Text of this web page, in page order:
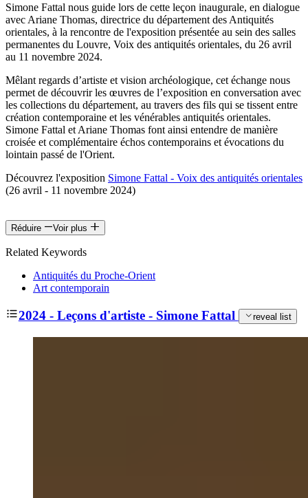
Simone Fattal nous guide lors de cette leçon inaugurale, en dialogue
avec Ariane Thomas, directrice du département des Antiquités
orientales, à la rencontre de l'exposition présentée au sein des salles
permanentes du Louvre, Voix des antiquités orientales, du 26 avril
au 11 novembre 2024.
Mêlant regards d’artiste et vision archéologique, cet échange nous
permet de découvrir les œuvres de l’exposition en conversation avec
les collections du département, au travers des fils qui se tissent entre
création contemporaine et les vénérables antiquités orientales.
Simone Fattal et Ariane Thomas font ainsi entendre de manière
croisée et complémentaire échos contemporains et évocations du
lointain passé de l'Orient.
Découvrez l'exposition Simone Fattal - Voix des antiquités orientales
(26 avril - 11 novembre 2024)
Réduire Voir plus
Related Keywords
Antiquités du Proche-Orient
Art contemporain
2024 - Leçons d'artiste - Simone Fattal reveal list